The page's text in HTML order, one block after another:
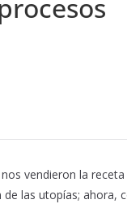
vendieron la receta
las utopías; ahora,